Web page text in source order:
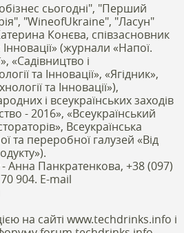
сьогодні", "Перший
"WineofUkraine", "Ласун"
Конєва, співзасновник
Інновації» (журнали «Напої.
«Садівництво і
та Інновації», «Ягідник»,
та Інновації»),
і всеукраїнських заходів
- 2016», «Всеукраїнський
Всеукраїнська
та переробної галузей «Від
- Анна Панкратенкова, +38 (097)
904. E-mail
на сайті www.techdrinks.info і